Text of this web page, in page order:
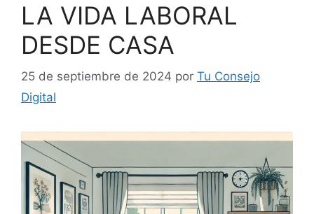
LA VIDA LABORAL
DESDE CASA
25 de septiembre de 2024 por Tu Consejo
Digital